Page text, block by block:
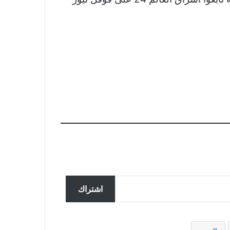
اشتراك
ملك النرويج في المستشفى يحصل